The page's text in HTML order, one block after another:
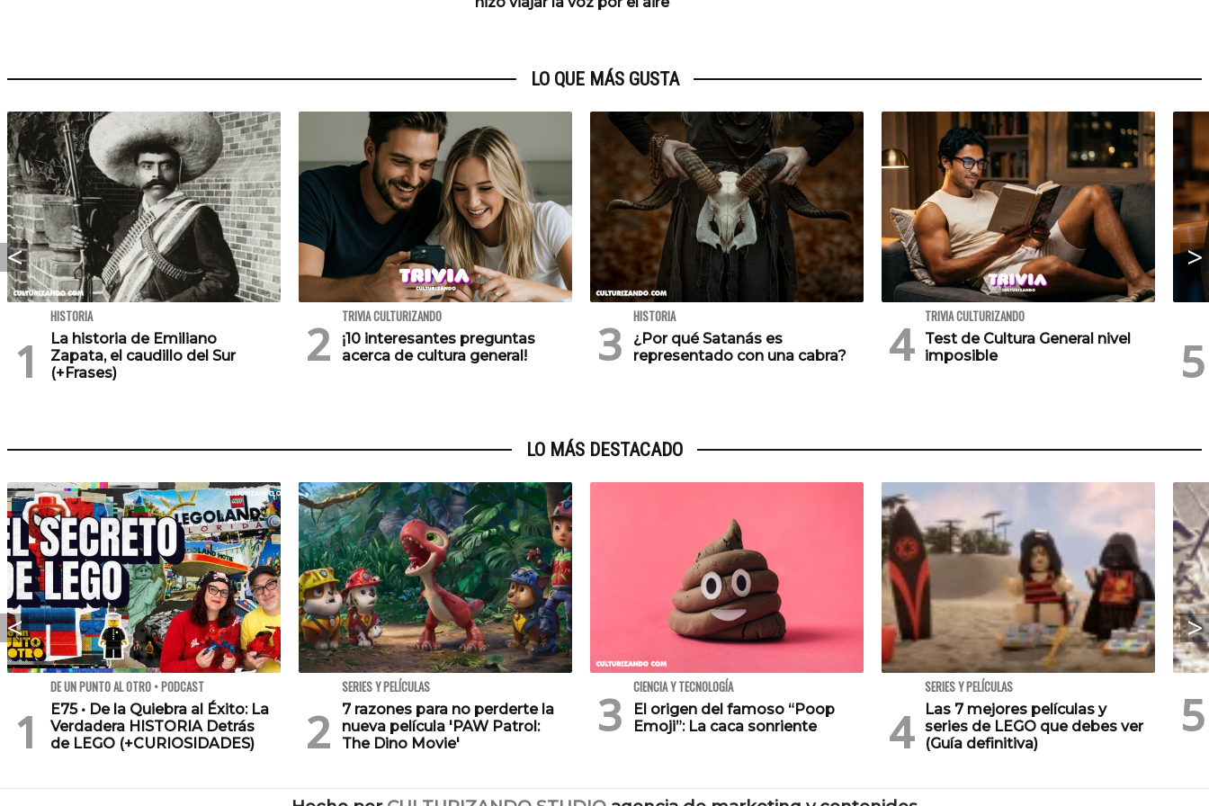
LO QUE MÁS GUSTA
HISTORIA
La historia de Emiliano
Zapata, el caudillo del Sur
(+Frases)
TRIVIA CULTURIZANDO
¡10 interesantes preguntas
acerca de cultura general!
HISTORIA
¿Por qué Satanás es
representado con una cabra?
TRIVIA CULTURIZANDO
Test de Cultura General nivel
imposible
LO MÁS DESTACADO
DE UN PUNTO AL OTRO • PODCAST
E75 • De la Quiebra al Éxito: La
Verdadera HISTORIA Detrás
de LEGO (+CURIOSIDADES)
SERIES Y PELÍCULAS
7 razones para no perderte la
nueva película 'PAW Patrol:
The Dino Movie'
CIENCIA Y TECNOLOGÍA
El origen del famoso “Poop
Emoji”: La caca sonriente
SERIES Y PELÍCULAS
Las 7 mejores películas y
series de LEGO que debes ver
(Guía definitiva)